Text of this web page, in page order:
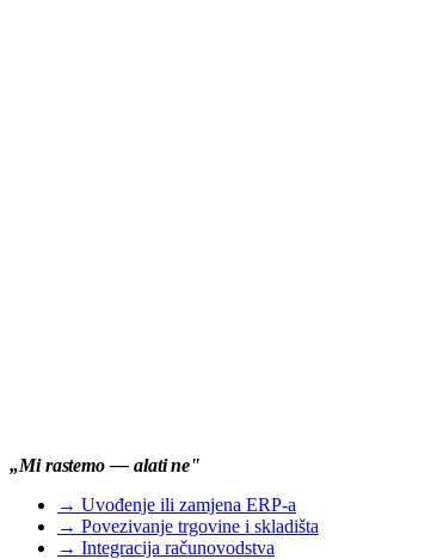
„Mi rastemo — alati ne"
→ Uvođenje ili zamjena ERP-a
→ Povezivanje trgovine i skladišta
→ Integracija računovodstva